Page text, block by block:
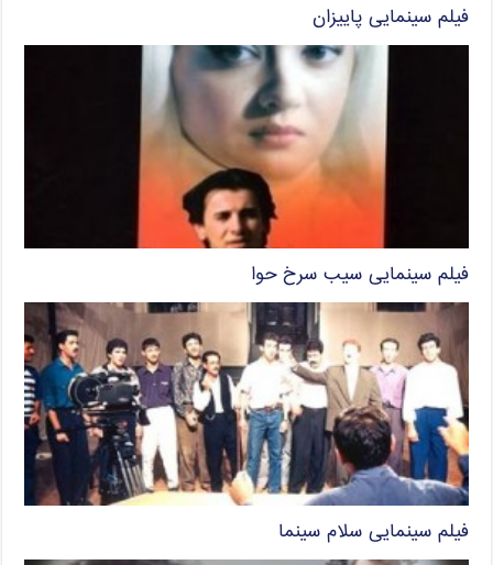
فیلم سینمایی پاییزان
فیلم سینمایی سیب سرخ حوا
فیلم سینمایی سلام سینما